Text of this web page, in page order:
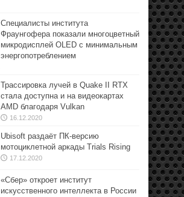
Специалисты института
Фраунгофера показали многоцветный
микродисплей OLED с минимальным
энергопотреблением
Трассировка лучей в Quake II RTX
стала доступна и на видеокартах
AMD благодаря Vulkan
16.12.2020
Ubisoft раздаёт ПК-версию
мотоциклетной аркады Trials Rising
17.12.2020
«Сбер» откроет институт
искусственного интеллекта в России